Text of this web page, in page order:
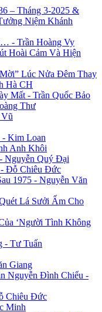
– Tháng 3-2025 &
Niệm Khánh
- Trần Hoàng Vy
Hoài Cảm Và Hiện
Lúc Nửa Đêm Thay
Hà CH
Mất - Trần Quốc Bảo
Thư
- Kim Loan
Anh Khôi
Nguyễn Quý Đại
Đỗ Chiêu Đức
1975 - Nguyễn Văn
Lá Sưởi Ấm Cho
‘Người Tình Không
- Tư Tuấn
Giang
Nguyễn Đình Chiểu -
Chiêu Đức
Minh